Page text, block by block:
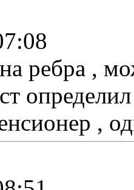
ребра ,
,